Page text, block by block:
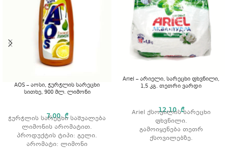
AOS – აოსი, ჭურჭლის სარეცხი
სითხე, 900 მლ. ლიმონი
7,00₾
ჭურჭლის სარეცხი საშუალება
ლიმონის არომატით.
პროდუქტის ტიპი: გელი.
არომატი: ლიმონი
Ariel – არიელი, სარეცხი ფხვნილი,
1,5 კგ. თეთრი ვარდი
12,10₾
Ariel ქსოვილის სარეცხი
ფხვნილი.
გამოიყენება თეთრ
ქსოვილებზე.